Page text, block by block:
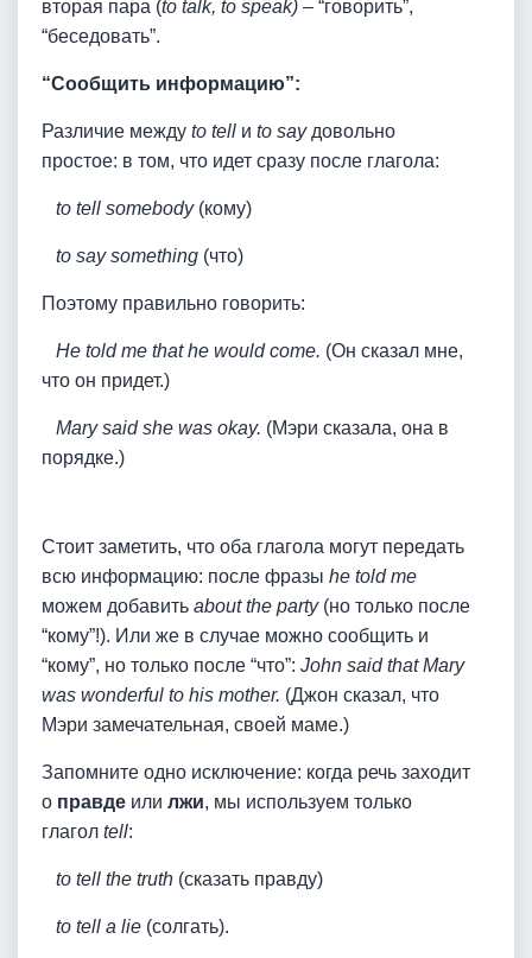
вторая пара (to talk, to speak) – “говорить”,
“беседовать”.
“Сообщить информацию”:
Различие между to tell и to sayдовольно
простое: в том, что идет сразу после глагола:
to tell somebody(кому)
to say something (что)
Поэтому правильно говорить:
He told me that he would come. (Он сказал мне,
что он придет.)
Mary said she was okay. (Мэри сказала, она в
порядке.)
Стоит заметить, что оба глагола могут передать
всю информацию: после фразы he told me
можем добавить about the party(но только после
“кому”!). Или же в случае можно сообщить и
“кому”, но только после “что”: John said that Mary
was wonderful to his mother. (Джон сказал, что
Мэри замечательная, своей маме.)
Запомните одно исключение: когда речь заходит
о правде или лжи, мы используем только
глагол tell:
to tell the truth (сказать правду)
to tell a lie (солгать).